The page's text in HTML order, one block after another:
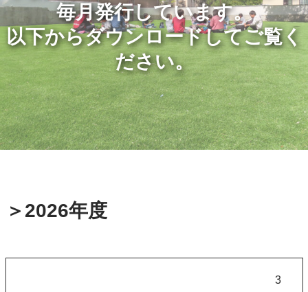
毎月発行しています。
以下からダウンロードしてご覧く
ださい。
＞2026年度
3